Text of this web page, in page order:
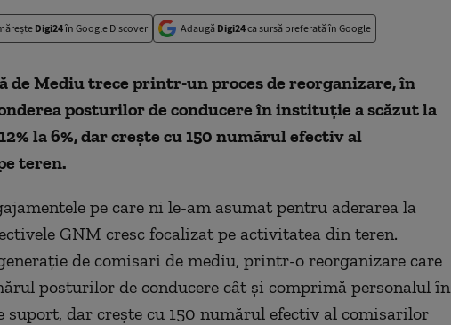
Digi24în Google Discover Adaugă Digi24ca sursă preferată în Google
de Mediu trece printr-un proces de reorganizare, în
posturilor de conducere în instituţie a scăzut la
la 6%, dar creşte cu 150 numărul efectiv al
teren.
pe care ni le-am asumat pentru aderarea la
GNM cresc focalizat pe activitatea din teren.
de comisari de mediu, printr-o reorganizare care
posturilor de conducere cât şi comprimă personalul în
suport, dar creşte cu 150 numărul efectiv al comisarilor